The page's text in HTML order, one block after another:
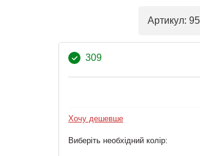
Артикул:
309
Хочу дешевше
Виберіть необхідний колір: